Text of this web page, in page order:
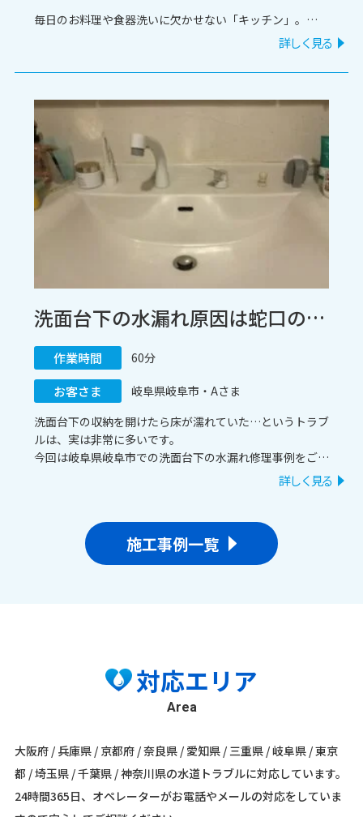
毎日のお料理や食器洗いに欠かせない「キッチン」。
「シンクの水がなかなか引かない」「どんどん水が溜まっ
なりますよね。
今回は、愛知県名古屋市にお住まいのお客様からご依頼い
ただいた「キッチンの詰まり除去」の施工事例をご紹介し
ます。同じような症状でお困りの方は、ぜひ参考にしてみ
てくださいね。
詳しく見る
洗面台下の水漏れ原因は蛇口の寿命？混合栓交換で即日スピード解決！ / 岐阜県岐阜市
作業時間 60分
お客さま
岐阜県岐阜市・Aさま
洗面台下の収納を開けたら床が濡れていた…というトラブ
ルは、実は非常に多いです。
今回は岐阜県岐阜市での洗面台下の水漏れ修理事例をご紹
詳しく見る
施工事例一覧
対応エリア
Area
大阪府 / 兵庫県 / 京都府 / 奈良県 / 愛知県 / 三重県 / 岐阜県 / 東京
都 / 埼玉県 / 千葉県 / 神奈川県の水道トラブルに対応しています。
24時間365日、オペレーターがお電話やメールの対応をしていま